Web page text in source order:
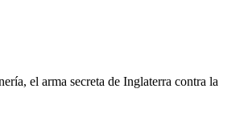
el arma secreta de Inglaterra contra la